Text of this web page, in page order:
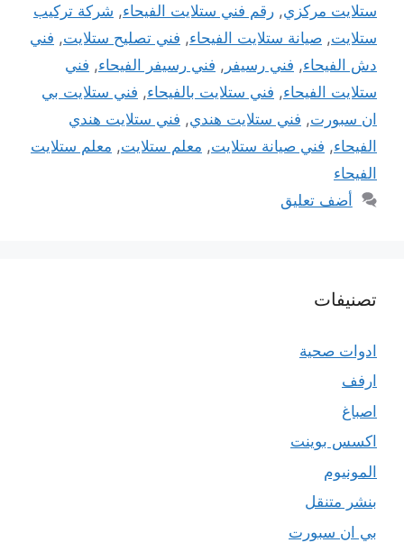
ستلايت مركزي, رقم فني ستلايت الفيحاء, شركة تركيب
ستلايت, صيانة ستلايت الفيحاء, فني تصليح ستلايت, فني
دش الفيحاء, فني رسيفر , فني رسيفر الفيحاء, فني
ستلايت الفيحاء, فني ستلايت بالفيحاء, فني ستلايت بي
ان سبورت, فني ستلايت هندي, فني ستلايت هندي
الفيحاء, فني صيانة ستلايت, معلم ستلايت, معلم ستلايت
الفيحاء
أضف تعليق
تصنيفات
ادوات صحية
ارفف
اصباغ
اكسس بوينت
المونيوم
بنشر متنقل
بي ان سبورت